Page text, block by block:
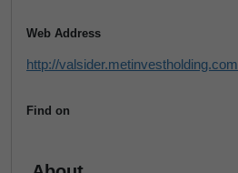
Web Address
http://valsider.metinvestholding.com
Find on